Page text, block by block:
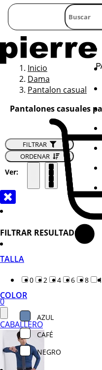
0
CABALLERO
Inicio
Dama
Pantalon casual
Pantalones casuales
FILTRAR
ORDENAR
Ver:
FILTRAR RESULTADOS
TALLA
0 2 4 6 8
COLOR
AZUL
CAFÉ
NEGRO